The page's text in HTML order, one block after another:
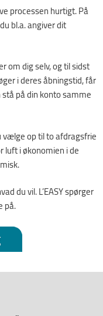
processen hurtigt. På
bl.a. angiver dit
om dig selv, og til sidst
i deres åbningstid, får
på din konto samme
vælge op til to afdragsfrie
luft i økonomien i de
du vil. L’EASY spørger
på.